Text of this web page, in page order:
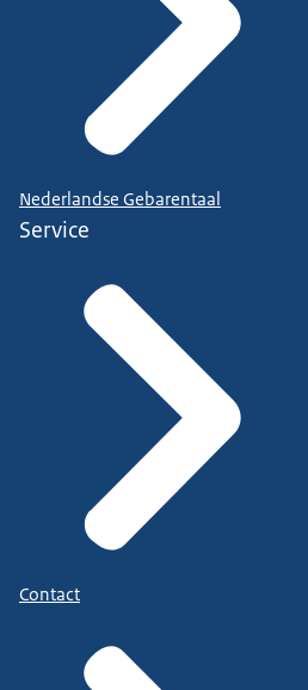
Nederlandse Gebarentaal
Service
Contact